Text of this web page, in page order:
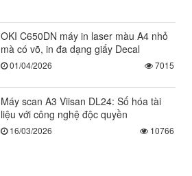
OKI C650DN máy in laser màu A4 nhỏ
mà có võ, in đa dạng giấy Decal
01/04/2026 7015
Máy scan A3 Viisan DL24: Số hóa tài
liệu với công nghệ độc quyền
16/03/2026 10766